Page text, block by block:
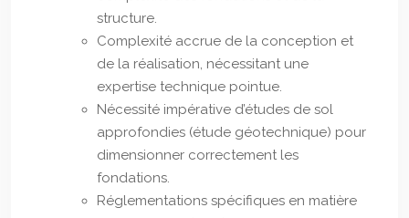
structure.
Complexité accrue de la conception et
de la réalisation, nécessitant une
expertise technique pointue.
Nécessité impérative d’études de sol
approfondies (étude géotechnique) pour
dimensionner correctement les
fondations.
Réglementations spécifiques en matière